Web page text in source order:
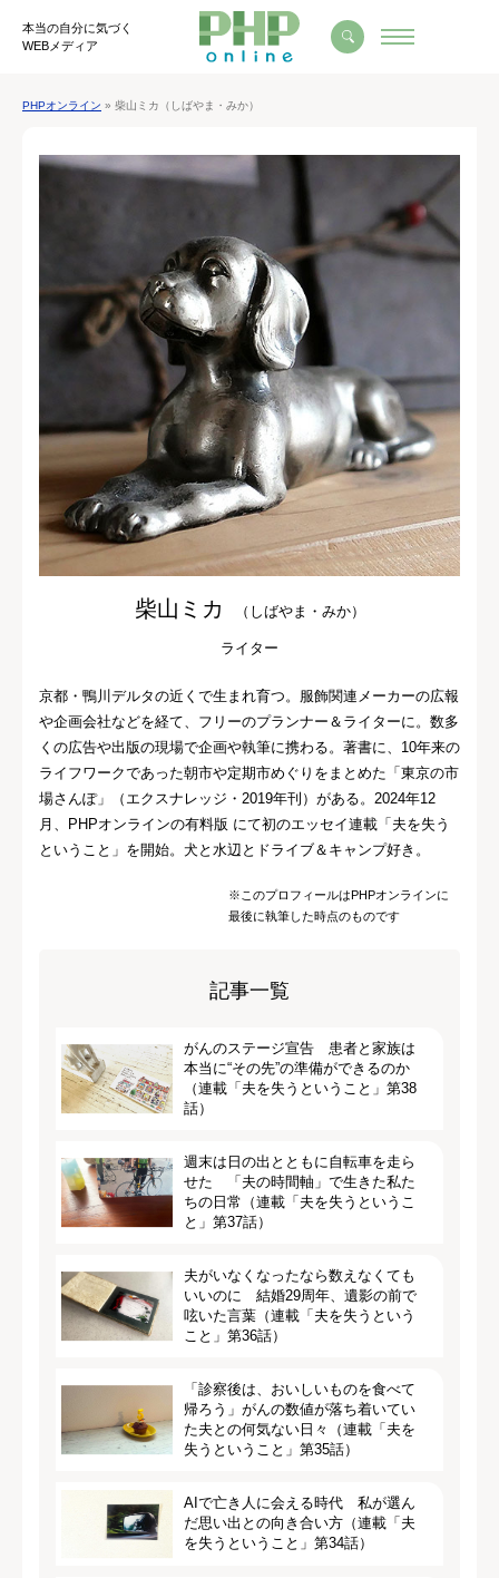
本当の自分に気づく
WEBメディア
PHPオンライン » 柴山ミカ（しばやま・みか）
柴山ミカ （しばやま・みか）
ライター
京都・鴨川デルタの近くで生まれ育つ。服飾関連メーカーの広報
や企画会社などを経て、フリーのプランナー＆ライターに。数多
くの広告や出版の現場で企画や執筆に携わる。著書に、10年来の
ライフワークであった朝市や定期市めぐりをまとめた「東京の市
場さんぽ」（エクスナレッジ・2019年刊）がある。2024年12
月、PHPオンラインの有料版 にて初のエッセイ連載「夫を失う
ということ」を開始。犬と水辺とドライブ＆キャンプ好き。
※このプロフィールはPHPオンラインに
最後に執筆した時点のものです
記事一覧
がんのステージ宣告 患者と家族は
本当に“その先”の準備ができるのか
（連載「夫を失うということ」第38
話）
週末は日の出とともに自転車を走ら
せた 「夫の時間軸」で生きた私た
ちの日常（連載「夫を失うというこ
と」第37話）
夫がいなくなったなら数えなくても
いいのに 結婚29周年、遺影の前で
呟いた言葉（連載「夫を失うという
こと」第36話）
「診察後は、おいしいものを食べて
帰ろう」がんの数値が落ち着いてい
た夫との何気ない日々（連載「夫を
失うということ」第35話）
AIで亡き人に会える時代 私が選ん
だ思い出との向き合い方（連載「夫
を失うということ」第34話）